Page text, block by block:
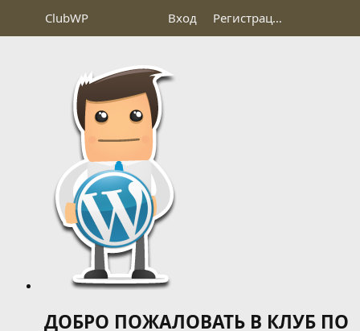
ClubWP Вход Регистрация
ДОБРО ПОЖАЛОВАТЬ В КЛУБ ПО